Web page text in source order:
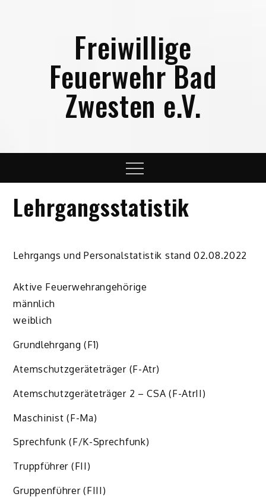
Freiwillige
Feuerwehr Bad
Zwesten e.V.
Menu
Lehrgangsstatistik
Lehrgangs und Personalstatistik stand 02.08.2022
Aktive Feuerwehrangehörige
männlich
weiblich
Grundlehrgang (F1)
Atemschutzgeräteträger (F-Atr)
Atemschutzgeräteträger 2 – CSA (F-AtrII)
Maschinist (F-Ma)
Sprechfunk (F/K-Sprechfunk)
Truppführer (FII)
Gruppenführer (FIII)